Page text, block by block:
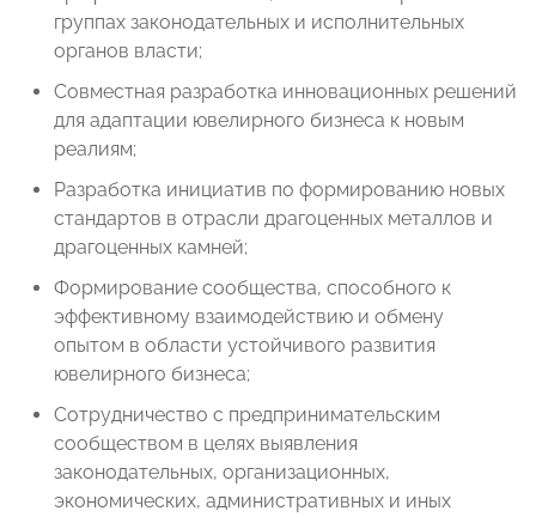
группах законодательных и исполнительных
органов власти;
Совместная разработка инновационных решений
для адаптации ювелирного бизнеса к новым
реалиям;
Разработка инициатив по формированию новых
стандартов в отрасли драгоценных металлов и
драгоценных камней;
Формирование сообщества, способного к
эффективному взаимодействию и обмену
опытом в области устойчивого развития
ювелирного бизнеса;
Сотрудничество с предпринимательским
сообществом в целях выявления
законодательных, организационных,
экономических, административных и иных